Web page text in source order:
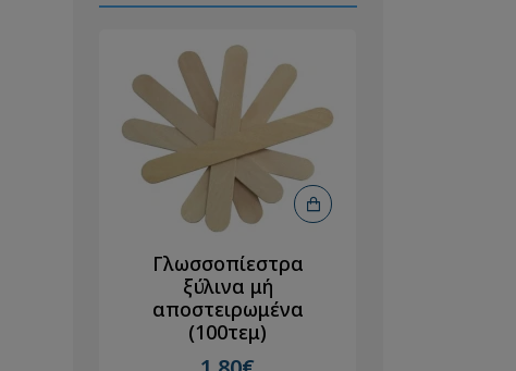
Γλωσσοπίεστρα
ξύλινα μή
αποστειρωμένα
(100τεμ)